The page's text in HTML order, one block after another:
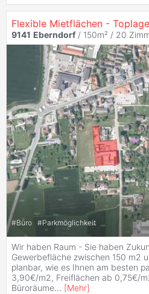
9141 Eberndorf / 150m² / 20
#Büro #Parkmöglichkeit
Wir haben Raum - Sie haben
Gewerbefläche zwischen 150 m2
planbar, wie es Ihnen am besten
3,90€/m2, Freiflächen ab 0,75€/
Büroräume... [Mehr]